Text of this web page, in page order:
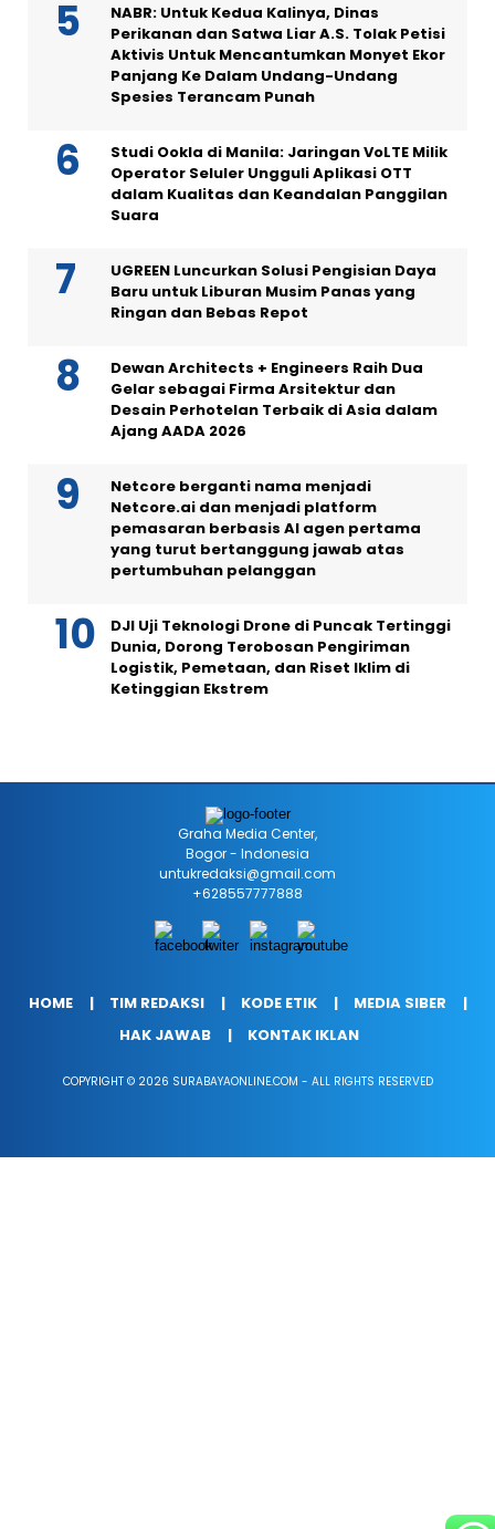
NABR: Untuk Kedua Kalinya, Dinas
Perikanan dan Satwa Liar A.S. Tolak Petisi
Aktivis Untuk Mencantumkan Monyet Ekor
Panjang Ke Dalam Undang-Undang
Spesies Terancam Punah
Studi Ookla di Manila: Jaringan VoLTE Milik
Operator Seluler Ungguli Aplikasi OTT
dalam Kualitas dan Keandalan Panggilan
Suara
UGREEN Luncurkan Solusi Pengisian Daya
Baru untuk Liburan Musim Panas yang
Ringan dan Bebas Repot
Dewan Architects + Engineers Raih Dua
Gelar sebagai Firma Arsitektur dan
Desain Perhotelan Terbaik di Asia dalam
Ajang AADA 2026
Netcore berganti nama menjadi
Netcore.ai dan menjadi platform
pemasaran berbasis AI agen pertama
yang turut bertanggung jawab atas
pertumbuhan pelanggan
DJI Uji Teknologi Drone di Puncak Tertinggi
Dunia, Dorong Terobosan Pengiriman
Logistik, Pemetaan, dan Riset Iklim di
Ketinggian Ekstrem
Graha Media Center,
Bogor - Indonesia
untukredaksi@gmail.com
+628557777888
HOME TIM REDAKSI KODE ETIK
MEDIA SIBER
HAK JAWAB
KONTAK IKLAN
COPYRIGHT © 2026 SURABAYAONLINE.COM - ALL RIGHTS RESERVED